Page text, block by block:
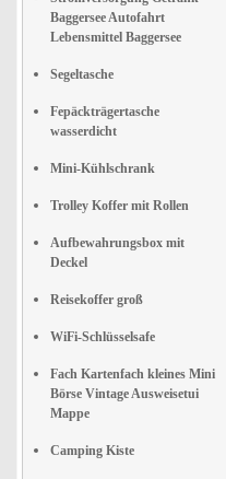
Baggersee Autofahrt
Lebensmittel Baggersee
Segeltasche
Fepäckträgertasche
wasserdicht
Mini-Kühlschrank
Trolley Koffer mit Rollen
Aufbewahrungsbox mit
Deckel
Reisekoffer groß
WiFi-Schlüsselsafe
Fach Kartenfach kleines Mini
Börse Vintage Ausweisetui
Mappe
Camping Kiste